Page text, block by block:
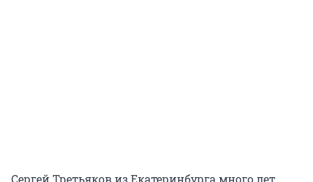
Сергей Третьяков из Екатеринбурга много лет